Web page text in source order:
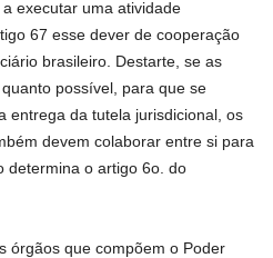
executar uma atividade
67 esse dever de cooperação
brasileiro. Destarte, se as
possível, para que se
entrega da tutela jurisdicional, os
devem colaborar entre si para
determina o artigo 6o. do
órgãos que compõem o Poder